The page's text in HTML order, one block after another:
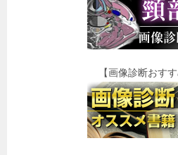
【画像診断おすす